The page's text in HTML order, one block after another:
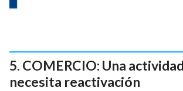
COMERCIO: Una
necesita reactivación